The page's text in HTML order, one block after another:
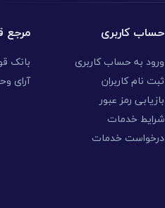
حساب کاربری
ورود به حساب کاربری
ثبت نام کاربران
بازیابی رمز عبور
شرایط خدمات
درخواست خدمات
مرجع
بانک
آرای